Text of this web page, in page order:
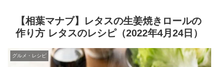
【相葉マナブ】レタスの生姜焼きロールの
作り方 レタスのレシピ（2022年4月24日）
グルメ・レシピ